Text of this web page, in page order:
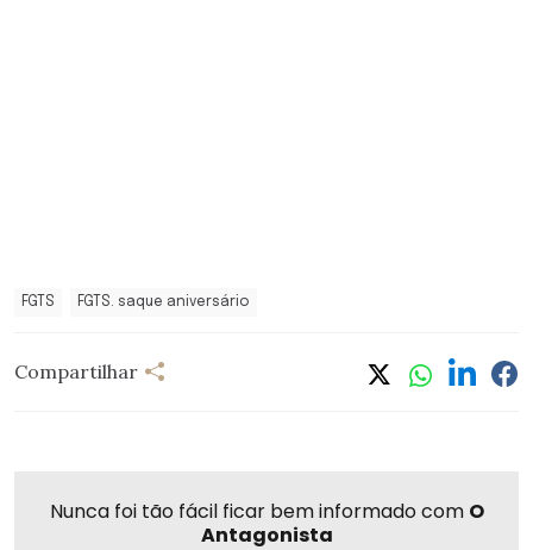
FGTS FGTS. saque aniversário
Compartilhar
Nunca foi tão fácil ficar bem informado com O
Antagonista